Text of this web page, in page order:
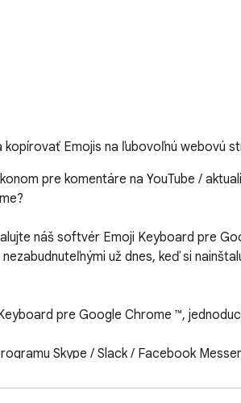
Emojis na ľubovoľnú webovú
pre komentáre na YouTube /
náš softvér Emoji Keyboard pre
už dnes, keď si
pre Google Chrome ™,
Skype / Slack / Facebook